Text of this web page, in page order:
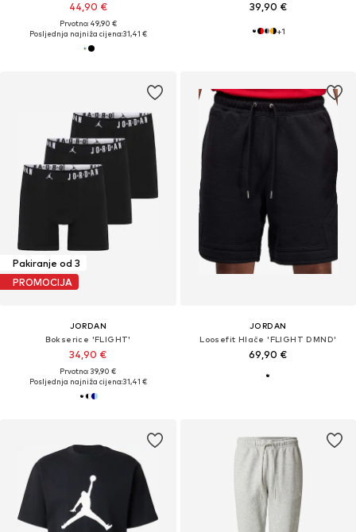
44,90 €
Prvotno: 49,90 €
Posljednja najniža cijena:31,41 €
39,90 €
+1
Pakiranje od 3
PROMOCIJA
JORDAN
Bokserice 'FLIGHT'
34,90 €
Prvotno: 39,90 €
Posljednja najniža cijena:31,41 €
JORDAN
Loosefit Hlače 'FLIGHT DMND'
69,90 €